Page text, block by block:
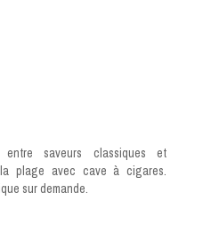
entre saveurs classiques et
plage avec cave à cigares.
sur demande.